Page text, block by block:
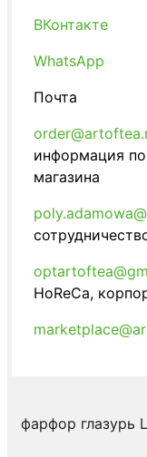
ВКонтакте
WhatsApp
Почта
информация
магазина
HoReCa,
фарфор глазурь